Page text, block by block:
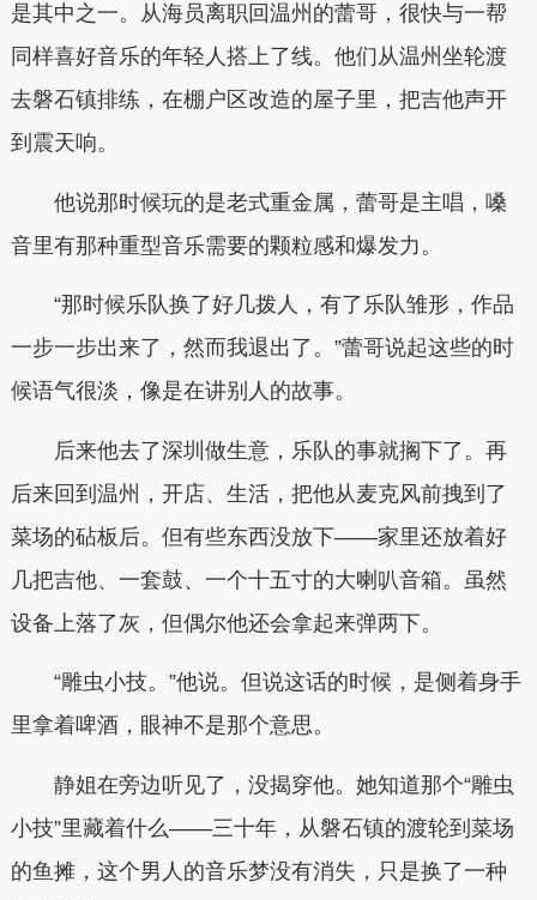
是其中之一。从海员离职回温州的蕾哥，很快与一帮
同样喜好音乐的年轻人搭上了线。他们从温州坐轮渡
去磐石镇排练，在棚户区改造的屋子里，把吉他声开
到震天响。
他说那时候玩的是老式重金属，蕾哥是主唱，嗓
音里有那种重型音乐需要的颗粒感和爆发力。
“那时候乐队换了好几拨人，有了乐队雏形，作品
一步一步出来了，然而我退出了。”蕾哥说起这些的时
候语气很淡，像是在讲别人的故事。
后来他去了深圳做生意，乐队的事就搁下了。再
后来回到温州，开店、生活，把他从麦克风前拽到了
菜场的砧板后。但有些东西没放下——家里还放着好
几把吉他、一套鼓、一个十五寸的大喇叭音箱。虽然
设备上落了灰，但偶尔他还会拿起来弹两下。
“雕虫小技。”他说。但说这话的时候，是侧着身手
里拿着啤酒，眼神不是那个意思。
静姐在旁边听见了，没揭穿他。她知道那个“雕虫
小技”里藏着什么——三十年，从磐石镇的渡轮到菜场
的鱼摊，这个男人的音乐梦没有消失，只是换了一种